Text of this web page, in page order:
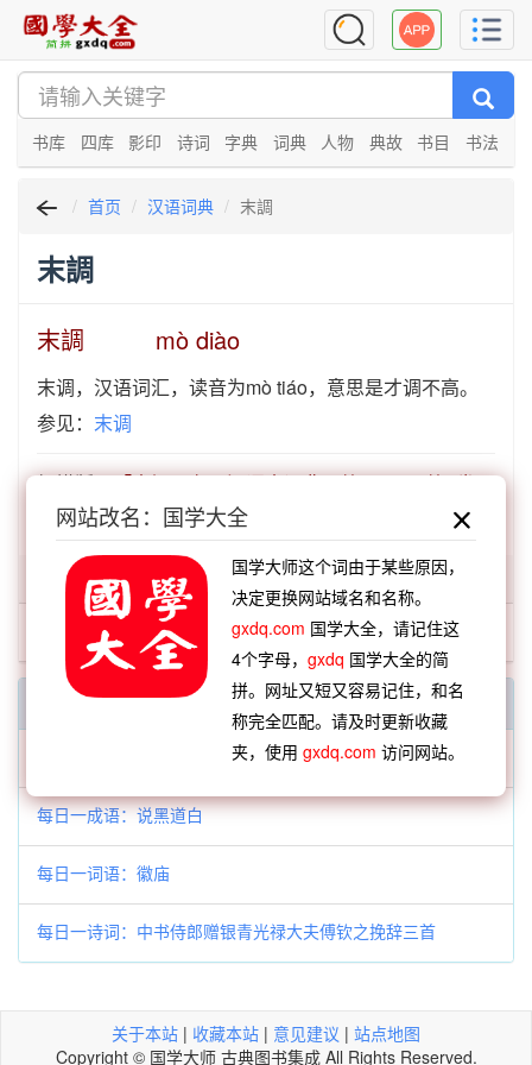
书库 四库 影印 诗词 字典 词典 人物 典故 书目 书法
首页 汉语词典 末調
末調
末調 mò diào
末调，汉语词汇，读音为mò tiáo，意思是才调不高。
参见： 末调
扫描版：「末調」在《汉语大词典》第5770页 第4卷
702
「末調」开头的词语:
每日一字一词
每日一成语：说黑道白
每日一词语：徽庙
每日一诗词：中书侍郎赠银青光禄大夫傅钦之挽辞三首
关于本站 | 收藏本站 | 意见建议 | 站点地图
Copyright © 国学大师 古典图书集成 All Rights Reserved.
网站改名：国学大全
国学大师这个词由于某些原因，
决定更换网站域名和名称。
gxdq.com 国学大全，请记住这
4个字母，gxdq 国学大全的简
拼。网址又短又容易记住，和名
称完全匹配。请及时更新收藏
夹，使用gxdq.com 访问网站。